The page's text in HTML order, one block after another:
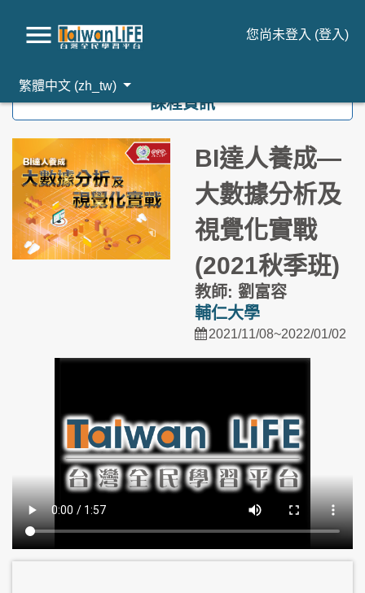
您尚未登入 (登入)
繁體中文 ‎(zh_tw)‎
課程資訊
BI達人養成―
大數據分析及
視覺化實戰
(2021秋季班)
教師: 劉富容
輔仁大學
2021/11/08~2022/01/02